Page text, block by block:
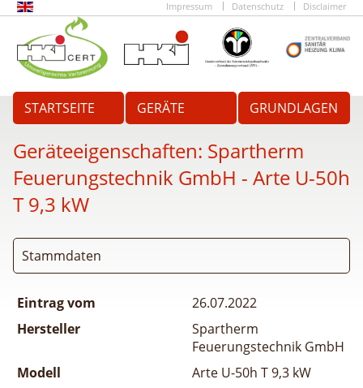
Impressum Datenschutz Disclaimer
STARTSEITE GERÄTE GRUNDLAGEN
Geräteeigenschaften: Spartherm
Feuerungstechnik GmbH - Arte U-50h
T 9,3 kW
Stammdaten
Eintrag vom
26.07.2022
Hersteller
Spartherm
Feuerungstechnik GmbH
Modell
Arte U-50h T 9,3 kW